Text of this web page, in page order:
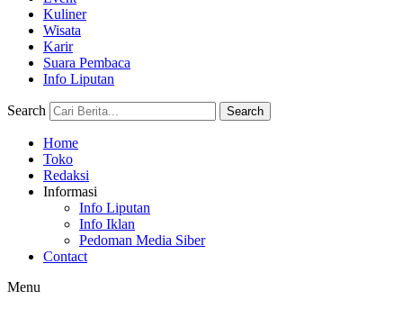
Kuliner
Wisata
Karir
Suara Pembaca
Info Liputan
Search Search
Home
Toko
Redaksi
Informasi
Info Liputan
Info Iklan
Pedoman Media Siber
Contact
Menu